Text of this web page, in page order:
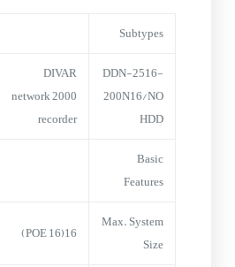
Subtypes
DDN-2516-
200N16/NO
HDD
DIVAR
network 2000
recorder
Basic
Features
Max. System
Size
16(16 POE)